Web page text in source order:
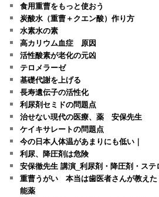
食用重曹をもっと使おう
炭酸水（重曹＋クエン酸）作り方
水素水の素
高カリウム血症 原因
活性酸素が老化の元凶
テロメラーゼ
基礎代謝を上げる
長寿遺伝子の活性化
利尿剤セミドの問題点
治せない現代の医療、薬 安保先生
ケイキサレートの問題点
今の日本人体温があまりにも低い｜
利尿、降圧剤は危険
安保徹先生 講演_利尿剤・降圧剤・ステ
重曹うがい 本当は歯医者さんが教えた
能薬